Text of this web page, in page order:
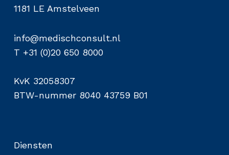
1181 LE Amstelveen
info@medischconsult.nl
T +31 (0)20 650 8000
KvK 32058307
BTW-nummer 8040 43759 B01
Diensten